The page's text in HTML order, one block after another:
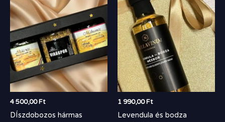
4 500,00Ft
DÍszdobozos hármas
1 990,00Ft
Levendula és bodza